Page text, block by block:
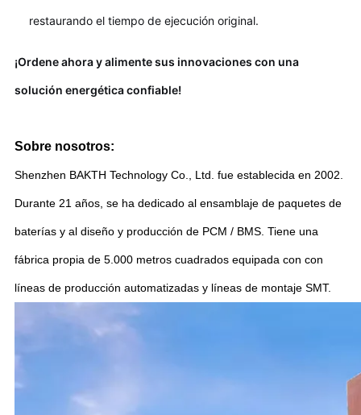
restaurando el tiempo de ejecución original.
¡Ordene ahora y alimente sus innovaciones con una
solución energética confiable!
Sobre nosotros:
Shenzhen BAKTH Technology Co., Ltd. fue establecida en 2002.
Durante 21 años, se ha dedicado al ensamblaje de paquetes de
baterías y al diseño y producción de PCM / BMS. Tiene una
fábrica propia de 5.000 metros cuadrados equipada con con
líneas de producción automatizadas y líneas de montaje SMT.